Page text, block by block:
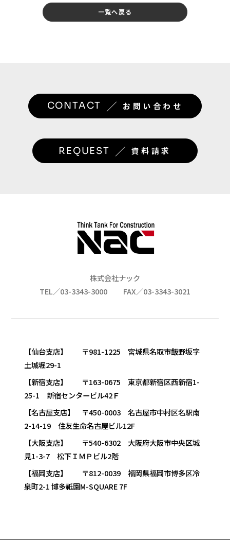
一覧へ戻る
CONTACT ／ お問い合わせ
REQUEST ／ 資料請求
株式会社ナック
TEL／03-3343-3000
FAX／03-3343-3021
【仙台支店】 〒981-1225 宮城県名取市飯野坂字
土城堀29-1
【新宿支店】 〒163-0675 東京都新宿区西新宿1-
25-1 新宿センタービル42Ｆ
【名古屋支店】 〒450-0003 名古屋市中村区名駅南
2-14-19 住友生命名古屋ビル12F
【大阪支店】 〒540-6302 大阪府大阪市中央区城
見1-3-7 松下ＩＭＰビル2階
【福岡支店】 〒812-0039 福岡県福岡市博多区冷
泉町2-1 博多祇園M-SQUARE 7F